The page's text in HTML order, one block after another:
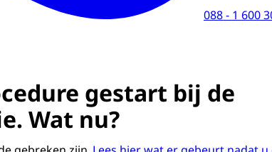
088 - 1 600
gestart bij de
Wat nu?